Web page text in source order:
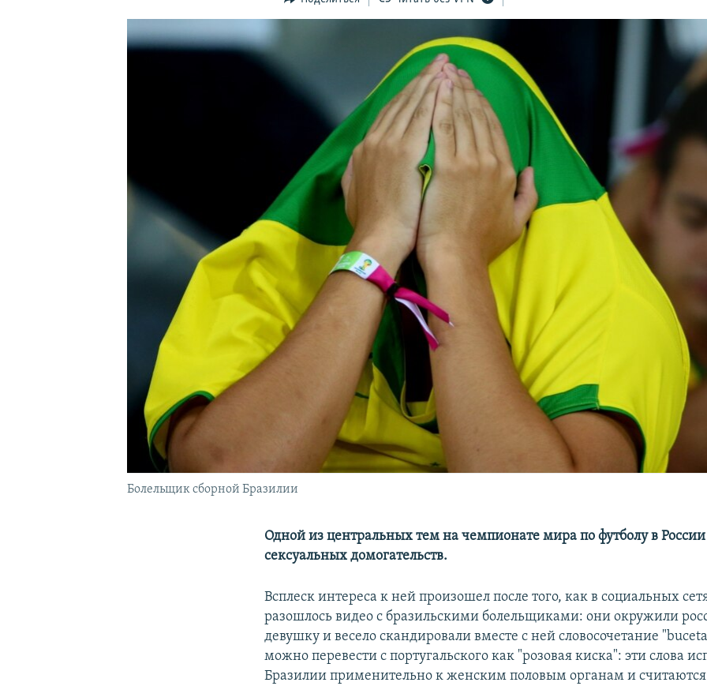
КРЫМ.НЕПОКОРЕННЫЙ
Болельщик сборной Бразилии
Одной из центральных тем на чемпионате мира по футболу в России
сексуальных домогательств.
Всплеск интереса к ней произошел после того, как в социальных
разошлось видео с бразильскими болельщиками: они окружили
девушку и весело скандировали вместе с ней словосочетание
можно перевести с португальского как "розовая киска": эти слова
Бразилии применительно к женским половым органам и